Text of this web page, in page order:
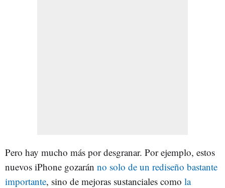
Pero hay mucho más por desgranar. Por ejemplo, estos
nuevos iPhone gozarán no solo de un rediseño bastante
importante, sino de mejoras sustanciales como la